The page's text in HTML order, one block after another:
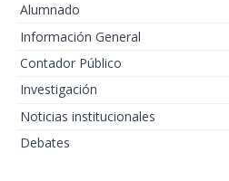
Alumnado
Información General
Contador Público
Investigación
Noticias institucionales
Debates